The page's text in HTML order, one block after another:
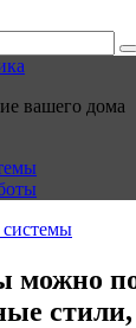
вашего дома
можно